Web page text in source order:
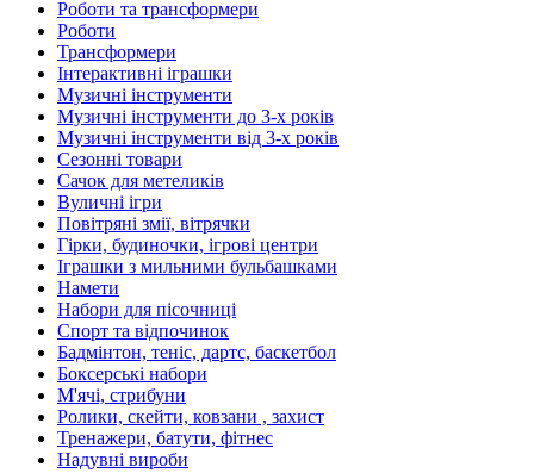
Роботи та трансформери
Роботи
Трансформери
Інтерактивні іграшки
Музичні інструменти
Музичні інструменти до 3-х років
Музичні інструменти від 3-х років
Сезонні товари
Сачок для метеликів
Вуличні ігри
Повітряні змії, вітрячки
Гірки, будиночки, ігрові центри
Іграшки з мильними бульбашками
Намети
Набори для пісочниці
Спорт та відпочинок
Бадмінтон, теніс, дартс, баскетбол
Боксерські набори
М'ячі, стрибуни
Ролики, скейти, ковзани , захист
Тренажери, батути, фітнес
Надувні вироби